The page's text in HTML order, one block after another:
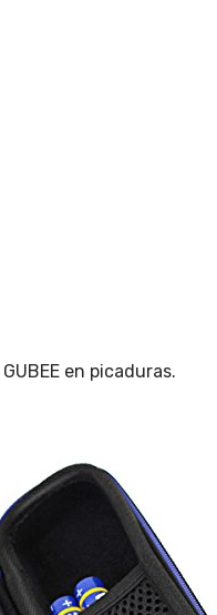
GUBEE en picaduras.